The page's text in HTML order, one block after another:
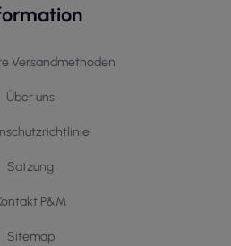
Versandmethoden
Über uns
Satzung
P&M
Sitemap